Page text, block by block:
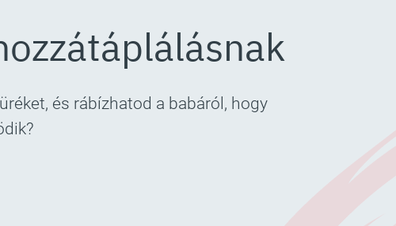
és rábízhatod a babáról, hogy